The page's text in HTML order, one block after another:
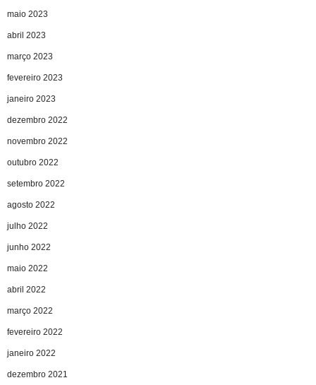
maio 2023
abril 2023
março 2023
fevereiro 2023
janeiro 2023
dezembro 2022
novembro 2022
outubro 2022
setembro 2022
agosto 2022
julho 2022
junho 2022
maio 2022
abril 2022
março 2022
fevereiro 2022
janeiro 2022
dezembro 2021